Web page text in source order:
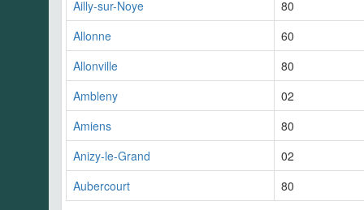
Ailly-sur-Noye
80
Allonne
60
Allonville
80
Ambleny
02
Amiens
80
Anizy-le-Grand
02
Aubercourt
80